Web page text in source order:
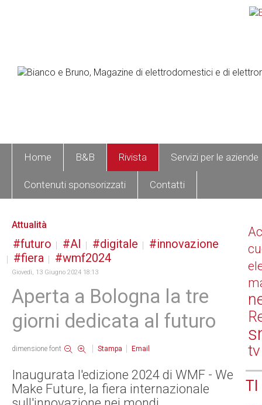
Home B&B Rivista Servizi per le aziende
Contenuti sponsorizzati Contatti
Attualità
futuro AI digitale
innovazione
fiera
wmf2024
Giovedì, 13 Giugno 2024 18:13
Aperta a Bologna la tre
giorni dedicata al futuro
dimensione font Stampa Email
Inaugurata l'edizione 2024 di WMF - We
Make Future, la fiera internazionale
tv
TI